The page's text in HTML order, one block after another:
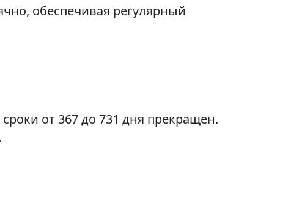
обеспечивая регулярный
от 367 до 731 дня прекращен.